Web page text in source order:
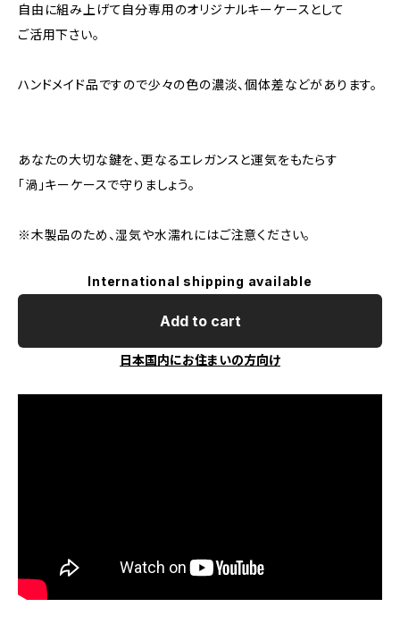
自由に組み上げて自分専用のオリジナルキーケースとして
ご活用下さい。
ハンドメイド品ですので少々の色の濃淡、個体差などがあります。
あなたの大切な鍵を、更なるエレガンスと運気をもたらす
「渦」キーケースで守りましょう。
※木製品のため、湿気や水濡れにはご注意ください。
International shipping available
Add to cart
日本国内にお住まいの方向け